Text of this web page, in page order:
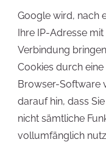
Google wird, nach
Ihre IP-Adresse
Verbindung
Cookies durch
Browser-Software
darauf hin, dass
nicht sämtliche
vollumfänglich